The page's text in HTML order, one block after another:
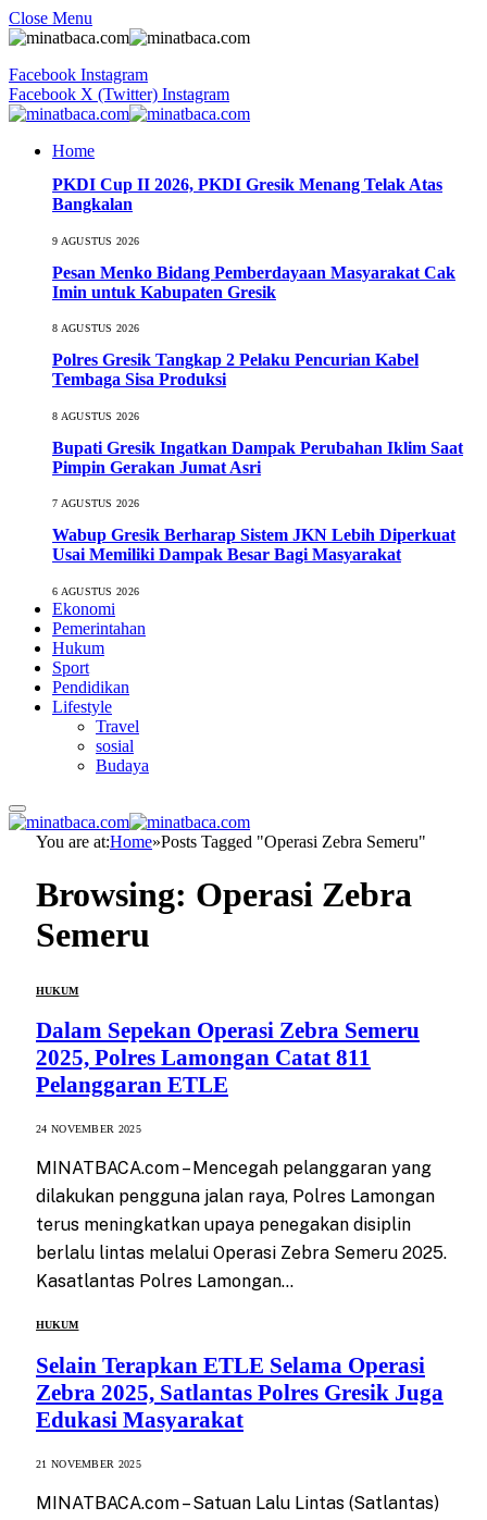
Close Menu
Facebook Instagram
Facebook X (Twitter) Instagram
Home
PKDI Cup II 2026, PKDI Gresik Menang Telak Atas
Bangkalan
9 AGUSTUS 2026
Pesan Menko Bidang Pemberdayaan Masyarakat Cak
Imin untuk Kabupaten Gresik
8 AGUSTUS 2026
Polres Gresik Tangkap 2 Pelaku Pencurian Kabel
Tembaga Sisa Produksi
8 AGUSTUS 2026
Bupati Gresik Ingatkan Dampak Perubahan Iklim Saat
Pimpin Gerakan Jumat Asri
7 AGUSTUS 2026
Wabup Gresik Berharap Sistem JKN Lebih Diperkuat
Usai Memiliki Dampak Besar Bagi Masyarakat
6 AGUSTUS 2026
Ekonomi
Pemerintahan
Hukum
Sport
Pendidikan
Lifestyle
Travel
sosial
Budaya
You are at:Home»Posts Tagged "Operasi Zebra Semeru"
Browsing: Operasi Zebra
Semeru
HUKUM
Dalam Sepekan Operasi Zebra Semeru
2025, Polres Lamongan Catat 811
Pelanggaran ETLE
24 NOVEMBER 2025
MINATBACA.com – Mencegah pelanggaran yang
dilakukan pengguna jalan raya, Polres Lamongan
terus meningkatkan upaya penegakan disiplin
berlalu lintas melalui Operasi Zebra Semeru 2025.
Kasatlantas Polres Lamongan…
HUKUM
Selain Terapkan ETLE Selama Operasi
Zebra 2025, Satlantas Polres Gresik Juga
Edukasi Masyarakat
21 NOVEMBER 2025
MINATBACA.com – Satuan Lalu Lintas (Satlantas)